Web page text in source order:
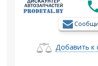
Добавить к